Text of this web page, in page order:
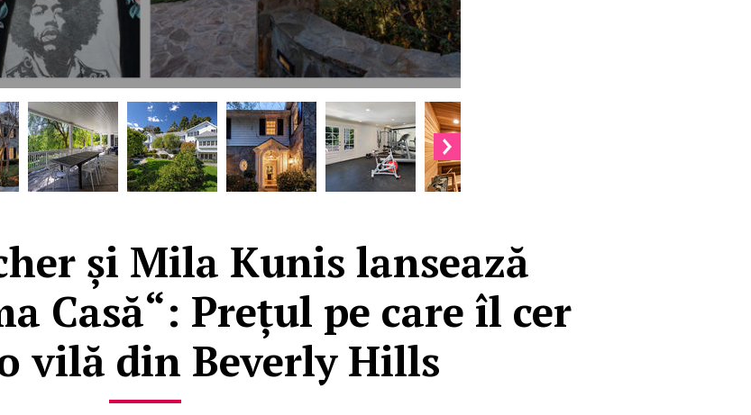
și Mila Kunis lansează
Casă“: Prețul pe care îl cer
vilă din Beverly Hills